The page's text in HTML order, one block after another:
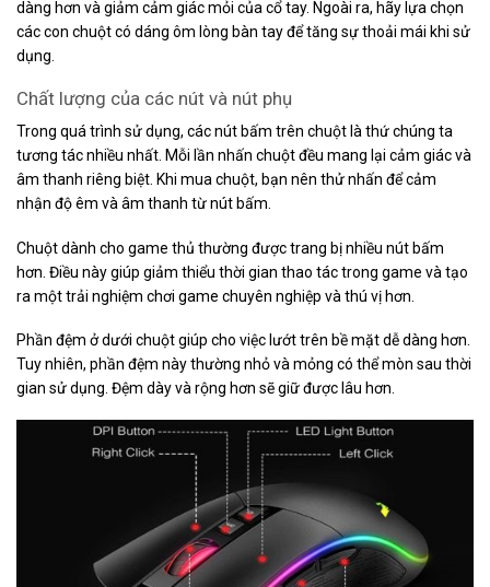
dàng hơn và giảm cảm giác mỏi của cổ tay. Ngoài ra, hãy lựa chọn
các con chuột có dáng ôm lòng bàn tay để tăng sự thoải mái khi sử
dụng.
Chất lượng của các nút và nút phụ
Trong quá trình sử dụng, các nút bấm trên chuột là thứ chúng ta
tương tác nhiều nhất. Mỗi lần nhấn chuột đều mang lại cảm giác và
âm thanh riêng biệt. Khi mua chuột, bạn nên thử nhấn để cảm
nhận độ êm và âm thanh từ nút bấm.
Chuột dành cho game thủ thường được trang bị nhiều nút bấm
hơn. Điều này giúp giảm thiểu thời gian thao tác trong game và tạo
ra một trải nghiệm chơi game chuyên nghiệp và thú vị hơn.
Phần đệm ở dưới chuột giúp cho việc lướt trên bề mặt dễ dàng hơn.
Tuy nhiên, phần đệm này thường nhỏ và mỏng có thể mòn sau thời
gian sử dụng. Đệm dày và rộng hơn sẽ giữ được lâu hơn.